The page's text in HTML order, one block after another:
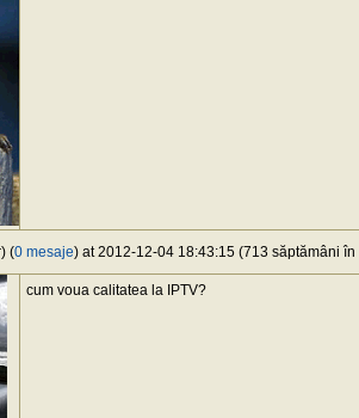
(0 mesaje) at 2012-12-04 18:43:15 (713 săptămâni în
cum voua calitatea la IPTV?